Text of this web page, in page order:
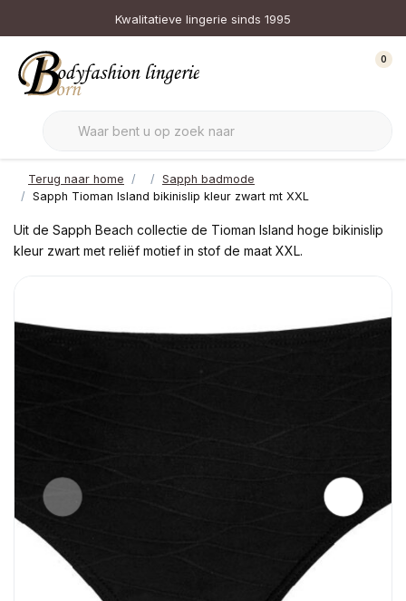
Kwalitatieve lingerie sinds 1995
0
Terug naar home
Sapph badmode
Sapph Tioman Island bikinislip kleur zwart mt XXL
Uit de Sapph Beach collectie de Tioman Island hoge bikinislip
kleur zwart met reliëf motief in stof de maat XXL.